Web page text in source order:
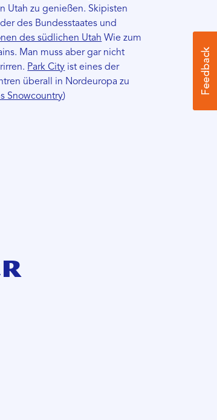
Utah zu genießen. Skipisten
des Bundesstaates und
des südlichen Utah Wie zum
Man muss aber gar nicht
Park City ist eines der
überall in Nordeuropa zu
Snowcountry)